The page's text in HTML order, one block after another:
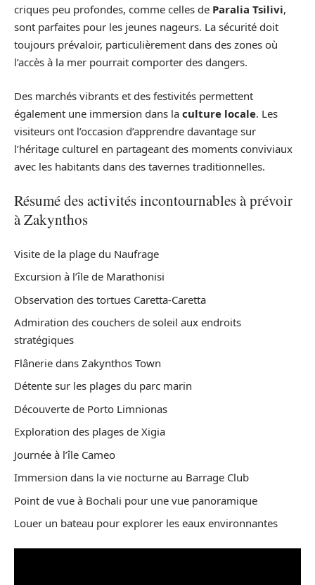
criques peu profondes, comme celles de Paralia Tsilivi,
sont parfaites pour les jeunes nageurs. La sécurité doit
toujours prévaloir, particulièrement dans des zones où
l’accès à la mer pourrait comporter des dangers.
Des marchés vibrants et des festivités permettent
également une immersion dans la culture locale. Les
visiteurs ont l’occasion d’apprendre davantage sur
l’héritage culturel en partageant des moments conviviaux
avec les habitants dans des tavernes traditionnelles.
Résumé des activités incontournables à prévoir
à Zakynthos
Visite de la plage du Naufrage
Excursion à l’île de Marathonisi
Observation des tortues Caretta-Caretta
Admiration des couchers de soleil aux endroits
stratégiques
Flânerie dans Zakynthos Town
Détente sur les plages du parc marin
Découverte de Porto Limnionas
Exploration des plages de Xigia
Journée à l’île Cameo
Immersion dans la vie nocturne au Barrage Club
Point de vue à Bochali pour une vue panoramique
Louer un bateau pour explorer les eaux environnantes